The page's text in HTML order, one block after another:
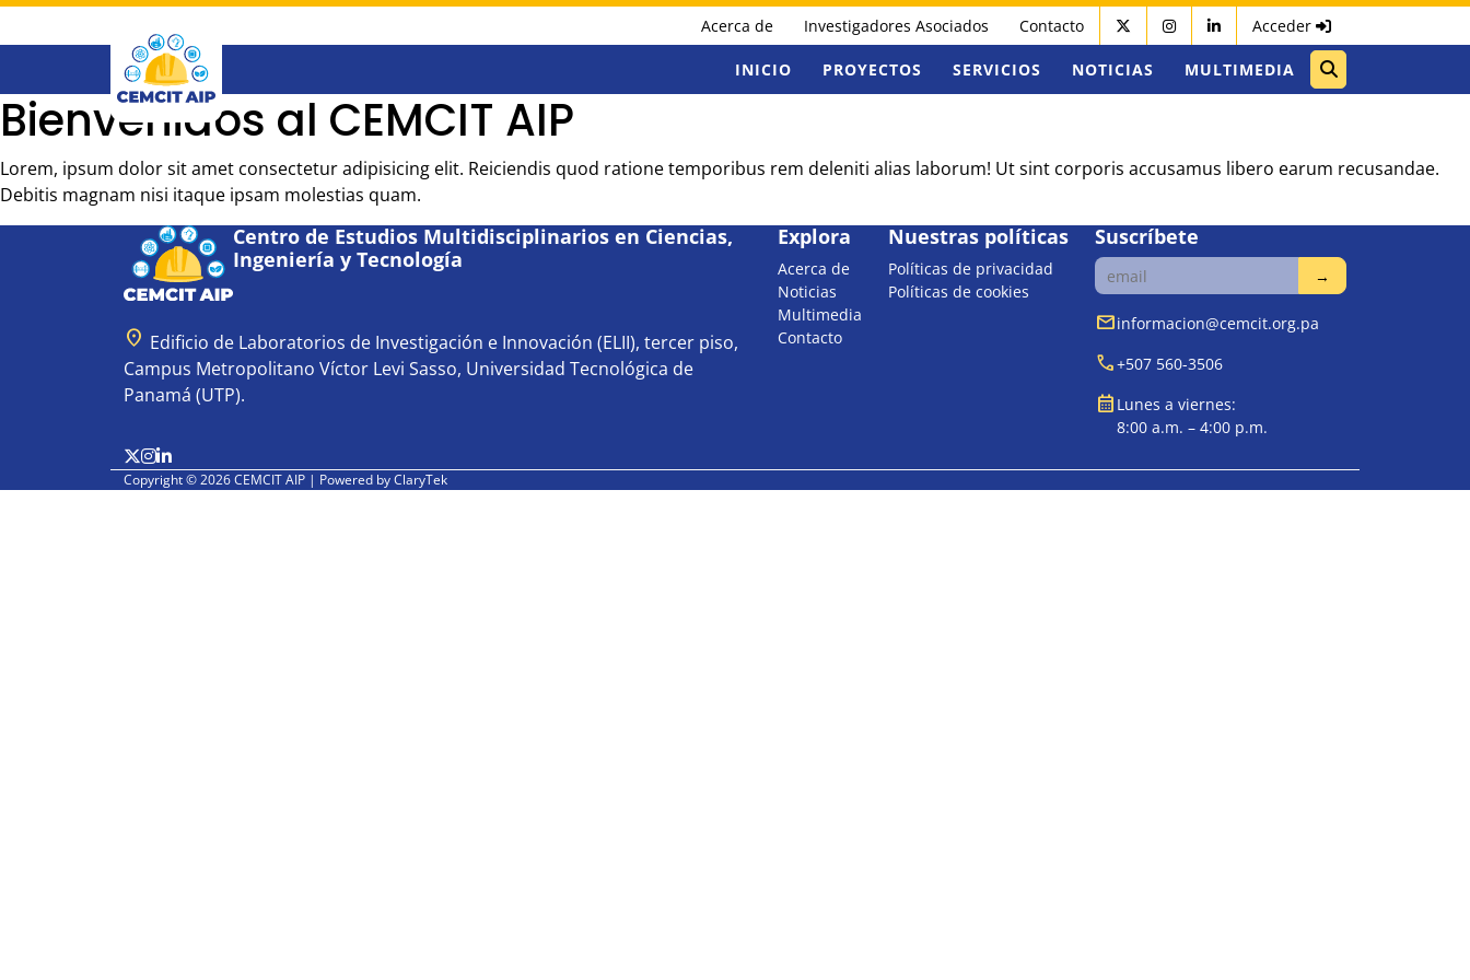
Saltar
principal
Acerca de Investigadores Asociados Contacto Acceder
INICIO PROYECTOS SERVICIOS NOTICIAS MULTIMEDIA
Bienvenidos al CEMCIT AIP
Lorem, ipsum dolor sit amet consectetur adipisicing elit. Reiciendis quod ratione temporibus rem deleniti alias laborum! Ut sint corporis accusamus libero earum recusandae.
Debitis magnam nisi itaque ipsam molestias quam.
Centro de Estudios Multidisciplinarios en Ciencias,
Ingeniería y Tecnología
location_on Edificio de Laboratorios de Investigación e Innovación (ELII), tercer piso,
Campus Metropolitano Víctor Levi Sasso, Universidad Tecnológica de
Panamá (UTP).
Explora
Acerca de
Noticias
Multimedia
Contacto
Nuestras políticas
Políticas de privacidad
Políticas de cookies
Suscríbete
mailinformacion@cemcit.org.pa
call+507 560-3506
calendar_month Lunes a viernes:
8:00 a.m. – 4:00 p.m.
Copyright © 2026 CEMCIT AIP | Powered byClaryTek